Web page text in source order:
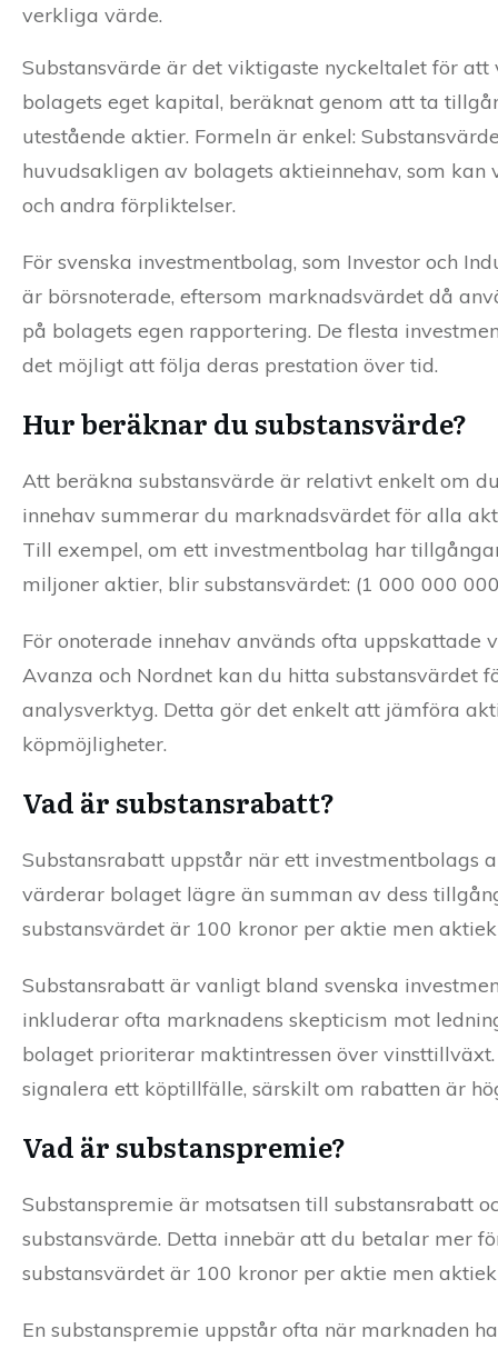
verkliga värde.
Substansvärde är det viktigaste nyckeltalet för
bolagets eget kapital, beräknat genom att ta
utestående aktier. Formeln är enkel:
huvudsakligen av bolagets aktieinnehav, som
och andra förpliktelser.
För svenska investmentbolag, som Investor och
är börsnoterade, eftersom marknadsvärdet då
på bolagets egen rapportering. De flesta
det möjligt att följa deras prestation över tid.
Hur beräknar du substansvärde?
Att beräkna substansvärde är relativt enkelt om
innehav summerar du marknadsvärdet för alla
Till exempel, om ett investmentbolag har
miljoner aktier, blir substansvärdet: (1 000 000
För onoterade innehav används ofta
Avanza och Nordnet kan du hitta substansvärdet
analysverktyg. Detta gör det enkelt att jämföra
köpmöjligheter.
Vad är substansrabatt?
Substansrabatt uppstår när ett investmentbolags
värderar bolaget lägre än summan av dess
substansvärdet är 100 kronor per aktie men
Substansrabatt är vanligt bland svenska
inkluderar ofta marknadens skepticism mot
bolaget prioriterar maktintressen över
signalera ett köptillfälle, särskilt om rabatten är
Vad är substanspremie?
Substanspremie är motsatsen till substansrabatt
substansvärde. Detta innebär att du betalar mer
substansvärdet är 100 kronor per aktie men
En substanspremie uppstår ofta när marknaden